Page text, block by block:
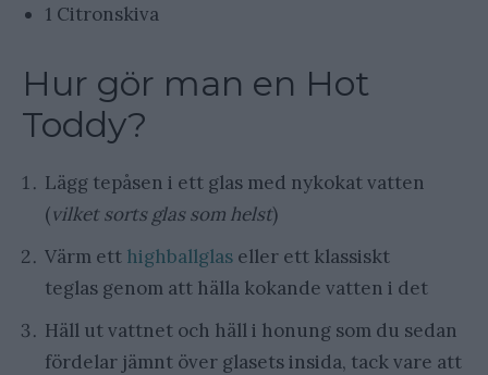
1 Citronskiva
Hur gör man en Hot
Toddy?
Lägg tepåsen i ett glas med nykokat vatten
(vilket sorts glas som helst)
Värm ett highballglas eller ett klassiskt
teglas genom att hälla kokande vatten i det
Häll ut vattnet och häll i honung som du sedan
fördelar jämnt över glasets insida, tack vare att